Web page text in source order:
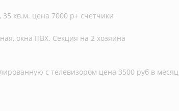
кв.м. цена 7000 р+ счетчики
окна ПВХ. Секция на 2 хозяина
с телевизором цена 3500 руб в месяц